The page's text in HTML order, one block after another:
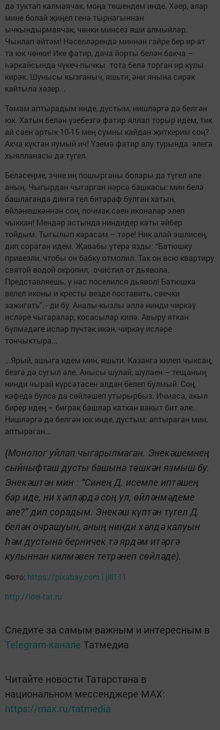
да туктап калмаячак, моңа төшендем инде. Хәер, алар
мине болай җиңел генә тырнагыннан
ычкындырмаячак, чөнки минсез яши алмыйлар.
Чынлап әйтәм! Нәселләрендә миннән гайре бер ир-ат
та юк чөнки! Ике фатир, дача йорты белән бакча –
һәркайсында чүкеч-пычкы тота белә торган ир кулы
кирәк. Шунысы кызганыч, яшьти, әни янына сирәк
кайтыла хәзер...
Тәмам аптырадым инде, дустым, нишләргә дә белгән
юк. Хатын белән үзебезгә фатир яллап торыр идем, тик
ай саен артык 10-15 мең сумны кайдан җиткерим соң?
Акча күктән яумый ич! Үземә фатир алу турында әлегә
хыялланасы да түгел.
Беләсеңме, эчне иң пошырганы болары да түгел әле
аның. Чыгырдан чыгарган нәрсә башкасы: мин белә
башлаганда дингә гел битараф булган хатын,
өйләнешкәннән соң, почмак саен иконалар элеп
чыккан! Мендәр астында ниндидер каты әйбер
тойдым. Тыгылып карасам – тәре! Ник алай эшлисең,
дип сораган идем. Җавабы үтерә язды: “Батюшку
привезли, чтобы он бабку отмолил. Так он всю квартиру
святой водой окропил, очистил от дьявола.
Представляешь, у нас поселился дьявол! Батюшка
велел иконы и кресты везде поставить, свечки
зажигать”, - ди бу. Аналы-кызлы әллә нинди чиркәү
исләре чыгаралар, косасылар килә. Авыру яткан
бүлмәдәге исләр пүчтәк икән, чиркәү исләре
тончыктыра...
...Ярый, ашыга идем мин, яшьти. Казанга килеп чыксаң,
безгә дә сугыл әле. Анысы шулай, шулаен – тещаның
нинди чырай күрсәтәсен алдан белеп булмый. Соң,
кафеда булса да сөйләшеп утырырбыз. Ичмаса, акыл
бирер идең – бигрәк башлар каткан вакыт бит әле.
Нишләргә дә белгән юк инде, дустым: аптыраган мин,
аптыраган...
(Монолог уйлап чыгарылмаган. Энекәшемнең
сыйныфташ дусты башына төшкән язмыш бу.
Энекәштән мин : “Синең Д. исемле иптәшең
бар иде, ни хәлләрдә соң ул, өйләнмәдеме
әле?” дип сорадым. Энекәш күптән түгел Д.
белән очрашуын, аның нинди хәлдә калуын
һәм дустына берничек тә ярдәм итәргә
кулыннан килмәвен тетрәнеп сөйләде).
Фото: https://pixabay.com | jill111
http://idel-tat.ru
Следите за самым важным и интересным в
Telegram-канале Татмедиа
Читайте новости Татарстана в
национальном мессенджере MАХ:
https://max.ru/tatmedia